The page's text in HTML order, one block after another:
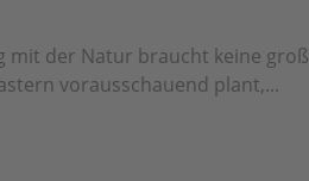
mit der Natur braucht keine
vorausschauend plant,...